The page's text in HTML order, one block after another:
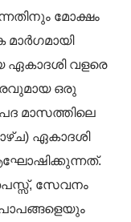
മോക്ഷം
ഏകാദശി വളരെ
ഒരു
മാസത്തിലെ
ഏകാദശി
സേവനം